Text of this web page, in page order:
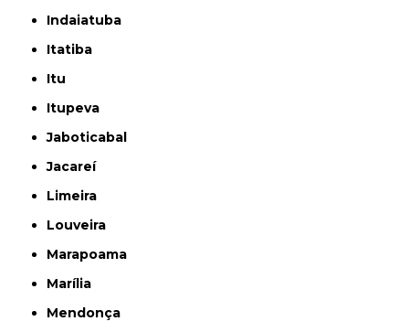
Indaiatuba
Itatiba
Itu
Itupeva
Jaboticabal
Jacareí
Limeira
Louveira
Marapoama
Marília
Mendonça